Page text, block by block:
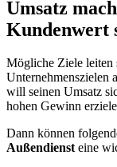
Umsatz
Kundenwert
Mögliche Ziele leiten
Unternehmenszielen
will seinen Umsatz
hohen Gewinn
Dann können
Außendiensteine